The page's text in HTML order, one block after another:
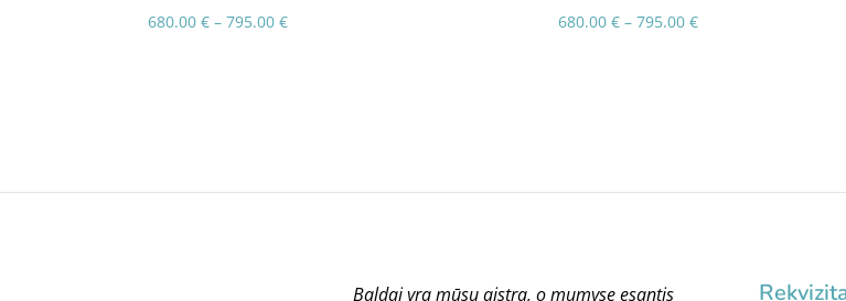
680.00€ – 795.00€Price
680.00 € – 795.00 €Price
Baldai yra mūsų aistra, o mumyse esantis